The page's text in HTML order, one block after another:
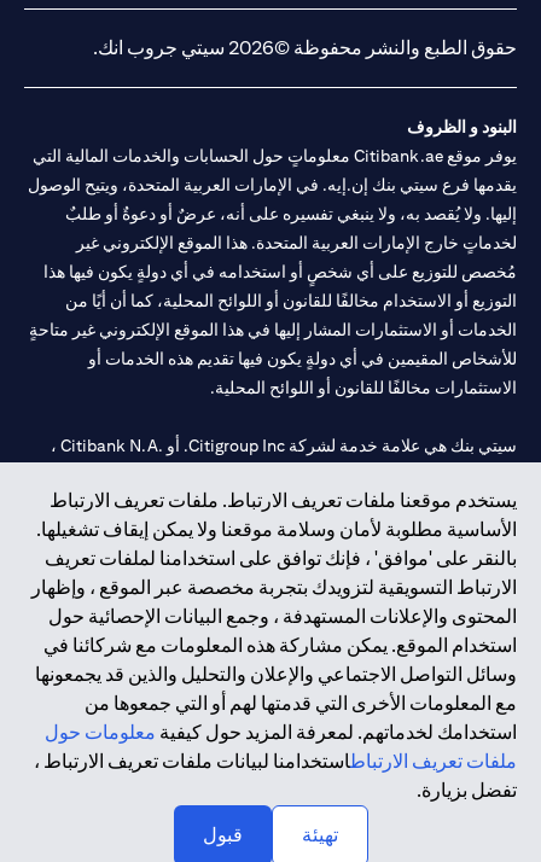
يستخدم موقعنا ملفات تعريف الارتباط. ملفات تعريف الارتباط
الأساسية مطلوبة لأمان وسلامة موقعنا ولا يمكن إيقاف تشغيلها.
بالنقر على 'موافق' ، فإنك توافق على استخدامنا لملفات تعريف
الارتباط التسويقية لتزويدك بتجربة مخصصة عبر الموقع ، وإظهار
المحتوى والإعلانات المستهدفة ، وجمع البيانات الإحصائية حول
استخدام الموقع. يمكن مشاركة هذه المعلومات مع شركائنا في
وسائل التواصل الاجتماعي والإعلان والتحليل والذين قد يجمعونها
مع المعلومات الأخرى التي قدمتها لهم أو التي جمعوها من
استخدامك لخدماتهم. لمعرفة المزيد حول كيفية معلومات حول
ملفات تعريف الارتباطاستخدامنا لبيانات ملفات تعريف الارتباط ،
تفضل بزيارة.
تهيئة
قبول
حقوق الطبع والنشر محفوظة ©2026 سيتي جروب انك.
البنود و الظروف
يوفر موقع Citibank.ae معلوماتٍ حول الحسابات والخدمات المالية التي
يقدمها فرع سيتي بنك إن.إيه. في الإمارات العربية المتحدة، ويتيح الوصول
إليها. ولا يُقصد به، ولا ينبغي تفسيره على أنه، عرضٌ أو دعوةٌ أو طلبٌ
لخدماتٍ خارج الإمارات العربية المتحدة. هذا الموقع الإلكتروني غير
مُخصص للتوزيع على أي شخصٍ أو استخدامه في أي دولةٍ يكون فيها هذا
التوزيع أو الاستخدام مخالفًا للقانون أو اللوائح المحلية، كما أن أيًا من
الخدمات أو الاستثمارات المشار إليها في هذا الموقع الإلكتروني غير متاحةٍ
للأشخاص المقيمين في أي دولةٍ يكون فيها تقديم هذه الخدمات أو
الاستثمارات مخالفًا للقانون أو اللوائح المحلية.
سيتي بنك هي علامة خدمة لشركة Citigroup Inc. أو .Citibank N.A ،
سيتي بنك إن. إيه. الإمارات مسجل لدى مصرف الإمارات المركزي تحت
أرقام التراخيص 202563 لفرع الوصل في دبي، 531989 لفرع مول
الإمارات في دبي، وCN-1002019لفرع أبوظبي. هاتف: 4000 311 04.
فرع سيتي بنك إن إيه - الإمارات العربية المتحدة مرخص من مصرف
الإمارات العربية المتحدة المركزي كفرع لبنك أجنبي.
سيتي بنك إن إيه الإمارات العربية المتحدة مرخص من هيئة الأوراق المالية
والسلع في الإمارات العربية المتحدة ("SCA") للقيام بالنشاط المالي لـ أ)
الاستشارات المالية والتعريف والترويج بموجب ترخيص رقم
20200000097 ب) وسيط تداول في الأسواق الدولية بموجب ترخيص
حقوق الطبع والنشر محفوظة ©2026 سيتي جروب انك.